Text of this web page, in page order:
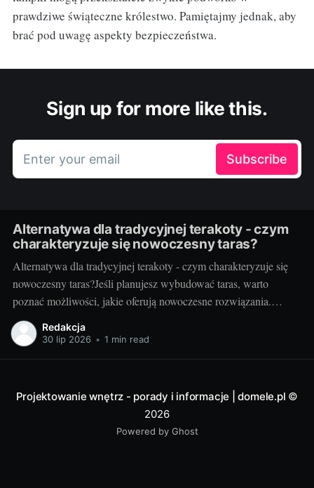
prawdziwe świąteczne królestwo. Pamiętajmy jednak, aby
brać pod uwagę aspekty bezpieczeństwa.
Sign up for more like this.
Enter your email Subscribe
Alternatywa dla tradycyjnej terakoty - czym
charakteryzuje się nowoczesny taras?
Alternatywa dla tradycyjnej terakoty - czym charakteryzuje się
nowoczesny taras?Jeśli planujesz wybudować taras, warto
poznać możliwości, jakie oferują nowoczesne rozwiązania.
Można przecież zdecydować się na coś więcej niż tylko
tradycyjną terakotę. Ale jak wygląda nowoczesny taras i dlaczego
Redakcja
30 lip 2026 • 1 min read
Projektowanie wnętrz - porady i informacje | domele.pl ©
2026
Powered by Ghost